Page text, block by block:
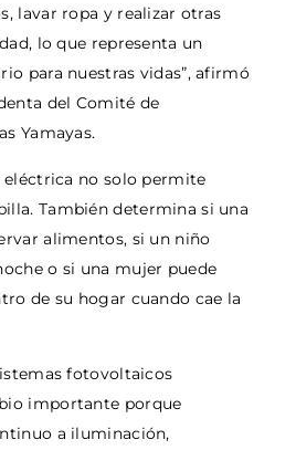
lavar ropa y realizar otras
lo que representa un
para nuestras vidas”, afirmó
del Comité de
Yamayas.
eléctrica no solo permite
También determina si una
alimentos, si un niño
o si una mujer puede
de su hogar cuando cae la
fotovoltaicos
importante porque
a iluminación,